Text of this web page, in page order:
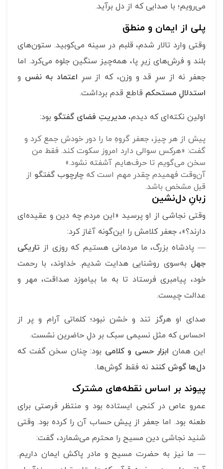
می‌رویم؛ با صدایی که از دل برآید.
پلی از ایمان و منطق
وقتی وارد تالار شدم، قلبم در سینه می‌کوبید. ستون‌های
بلند و فرش‌های زیرِ پا، همه‌چیز سنگین جلوه می‌کرد. اما
جعفر نه از سرِ قد و وزن، که از سرِ اعتماد به نفس و
استدلالِ مستحکم قاطع قدم برداشت.
اولین نکته‌ای که دیدم، مدیریتِ فضای گفتگو بود:
پیش از هر چیز، جعفر گروهِ ما را دور خودش جمع کرد و
گفت: «هرکس سوالی دارد امروز سکوت کند. فقط من
سخن می‌گویم تا حرف‌هایم آشفته نشود.»
آن‌وقت فهمیدم چقدر مهم است که چارچوب گفتگو از
قبل مشخص باشد.
زبانِ دل‌نشین
وقتی نجاشی از او پرسید «این مردم چه دین و عقیده‌ای
دارند؟»، جعفر کلامش را این‌گونه آغاز کرد:
— پادشاه بزرگ، ما مردمانی هستیم که روزی از تاریکی
جهل به‌سوی روشنایی هدایت شدیم. خداوند، با رحمت
خود، پیامبری فرستاد تا به ما بیاموزد صداقت، مهر و
عدالت چیست.
صدای او هرگز تند و خشن نبود؛ کلماتی آرام و پر از
احساس که مثل نسیمی سبک بر دلِ حاضرین نشست.
این همان ابزار حسی و کلامی بود: چنان سخن گفت که
دل‌ها گوش کنند نه فقط گوش‌ها.
پیوند بر اساس نقطه‌های مشترک
عمرو عاص در کنجی ایستاده بود و منتظر فرصتی برای
طعنه بود. اما جعفر از پیش حساب آن را کرده بود. وقتی
شنید نجاشی دین مسیح را محترم می‌شمارد، گفت:
— ما نیز به حضرت مسیح و مادر پاکش ایمان داریم.